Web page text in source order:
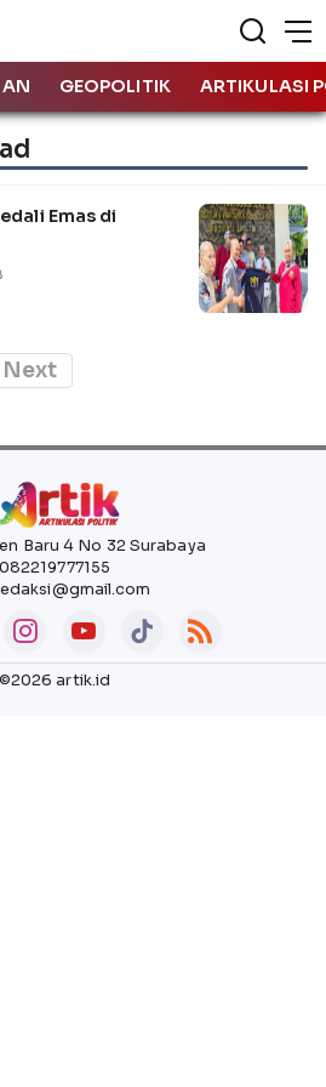
GEOPOLITIK ARTIKULASI
Emas di
Next
Baru 4 No 32 Surabaya
082219777155
©2026 artik.id